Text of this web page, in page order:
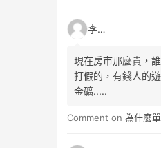
李小松
現在房市那麼貴，
打假的，有錢人的
金礦.....
Comment on 為什麼單身女性該為自